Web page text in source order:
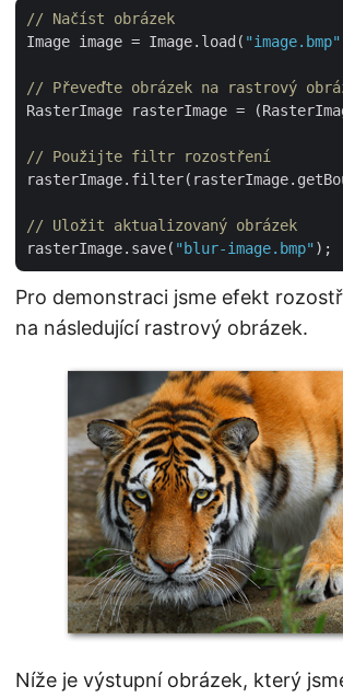
// Načíst obrázek
Image image = Image.load( "image.bmp"
// Převeďte obrázek na rastrový
RasterImage rasterImage =
// Použijte filtr rozostření
// Uložit aktualizovaný obrázek
rasterImage.save( "blur-image.bmp"
Pro demonstraci jsme efekt
na následující rastrový obrázek.
Níže je výstupní obrázek, který